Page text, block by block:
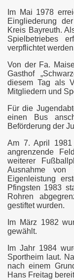
Im Mai 1978
Eingliederung
Kreis Bayreuth.
Spielbetriebes
verpflichtet
Von der Fa.
Gasthof
diesem Tag als
Mitgliedern und
Für die
einen Bus
Beförderung der
Am 7. April
angrenzende
weiterer
Ausnahme von
Eigenleistung
Pfingsten 1983
Rohren
gestiftet wurden.
Im März 1982
gewählt.
Im Jahr 1984
Sportheim laut.
nach einem
Hans Freitag